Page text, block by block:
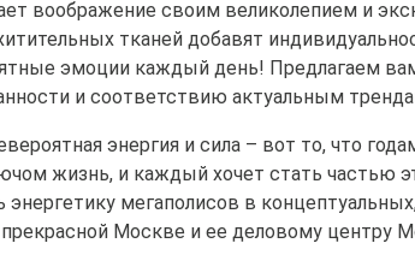
воображение своим великолепием и
тканей добавят
эмоции каждый день! Предлагаем
и соответствию актуальным
энергия и сила – вот то, что
жизнь, и каждый хочет стать частью
мегаполисов в
Москве и ее деловому центру